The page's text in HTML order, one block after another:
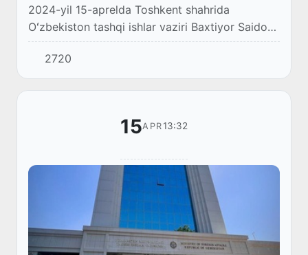
2024-yil 15-aprelda Toshkent shahrida
Oʻzbekiston tashqi ishlar vaziri Baxtiyor Saidov
raisligida “Markaziy Osiyo – Koʻrfaz arab
davlatlari hamkorlik kengashi” Strategik
muloqoti t...
2720
15APR13:32